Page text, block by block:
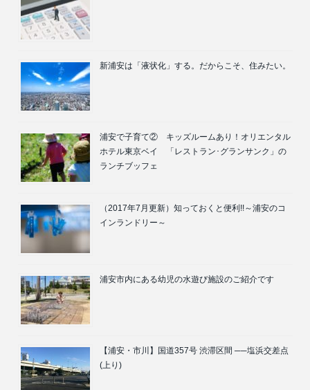
新浦安は「液状化」する。だからこそ、住みたい。
浦安で子育て② キッズルームあり！オリエンタル
ホテル東京ベイ 「レストラン･グランサンク」の
ランチブッフェ
（2017年7月更新）知っておくと便利!!～浦安のコ
インランドリー～
浦安市内にある幼児の水遊び施設のご紹介です
【浦安・市川】国道357号 渋滞区間 ──塩浜交差点
(上り)